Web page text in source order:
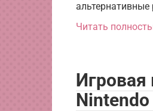
Читать
Игровая